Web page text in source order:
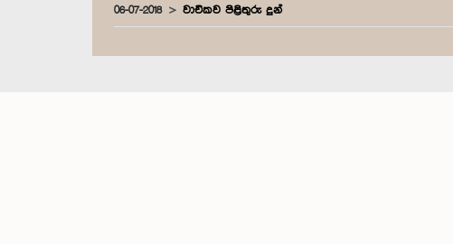
06-07-2018 වාචිකව පිළිතුරු දුන්